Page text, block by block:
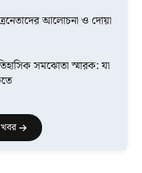
আলোচনা ও দোয়া
সমঝোতা স্মারক: যা